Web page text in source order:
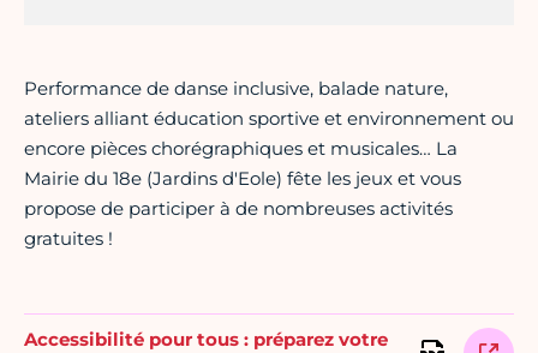
Performance de danse inclusive, balade nature,
ateliers alliant éducation sportive et environnement ou
encore pièces chorégraphiques et musicales… La
Mairie du 18e (Jardins d'Eole) fête les jeux et vous
propose de participer à de nombreuses activités
gratuites !
Accessibilité pour tous : préparez votre